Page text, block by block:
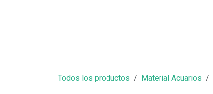
Todos los productos Material Acuarios